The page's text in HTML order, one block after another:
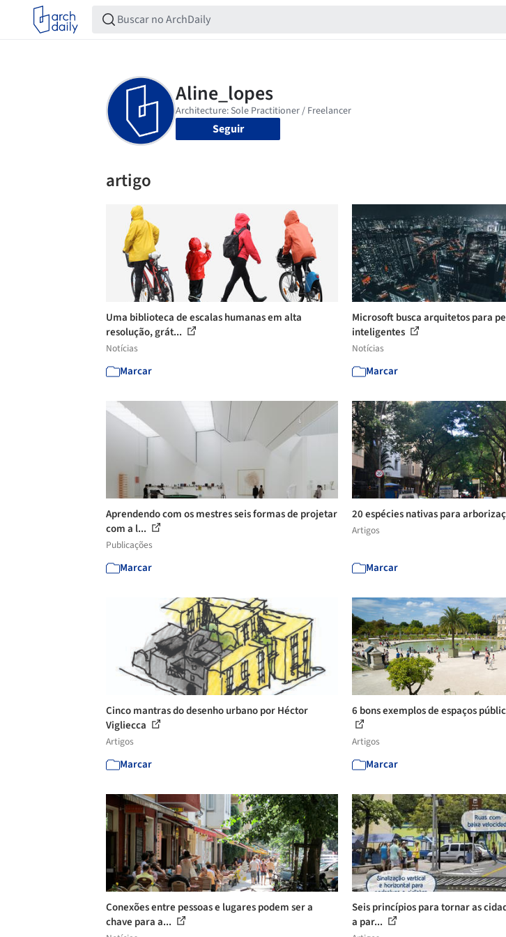
Seguir
artigo
Uma biblioteca de escalas humanas em alta
resolução, grát...
Notícias
Marcar
Microsoft busca arquitetos para
inteligentes
Notícias
Marcar
Aprendendo com os mestres seis formas de projetar
com a l...
Publicações
Marcar
20 espécies nativas para
Artigos
Marcar
Cinco mantras do desenho urbano por Héctor
Vigliecca
Artigos
Marcar
6 bons exemplos de espaços
Artigos
Marcar
Conexões entre pessoas e lugares podem ser a
chave para a...
Seis princípios para tornar as
a par...